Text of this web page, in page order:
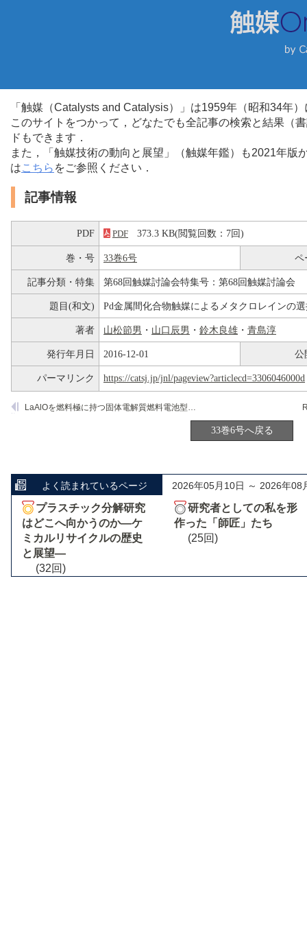
「触媒（Catalysts and Catalysis）」は1959年（昭和34年
このサイトをつかって，どなたでも全記事の検索と結果（
ドもできます．
また，「触媒技術の動向と展望」（触媒年鑑）も2021年
はこちら をご参照ください．
記事情報
PDF PDF 373.3 KB(閲覧回数：7回)
巻・号 33巻6号 ペ
記事分類・特集 第68回触媒討論会特集号：第68回触媒討論会
題目(和文) Pd金属間化合物触媒によるメタクロレインの
著者 山松節男 ・ 山口辰男 ・ 鈴木良雄 ・ 青島淳
発行年月日 2016-12-01 公
パーマリンク https://catsj.jp/jnl/pageview?articlecd=3306046000d
LaAlOを燃料極に持つ固体電解質燃料電池型反応器によるメタンの酸化カップリング反応
33巻6号へ戻る
よく読まれているページ 2026年05月10日 ～ 2026年08
プラスチック分解研究
はどこへ向かうのか―ケ
ミカルリサイクルの歴史
と展望―
(32回)
研究者としての私を形
作った「師匠」たち
(25回)